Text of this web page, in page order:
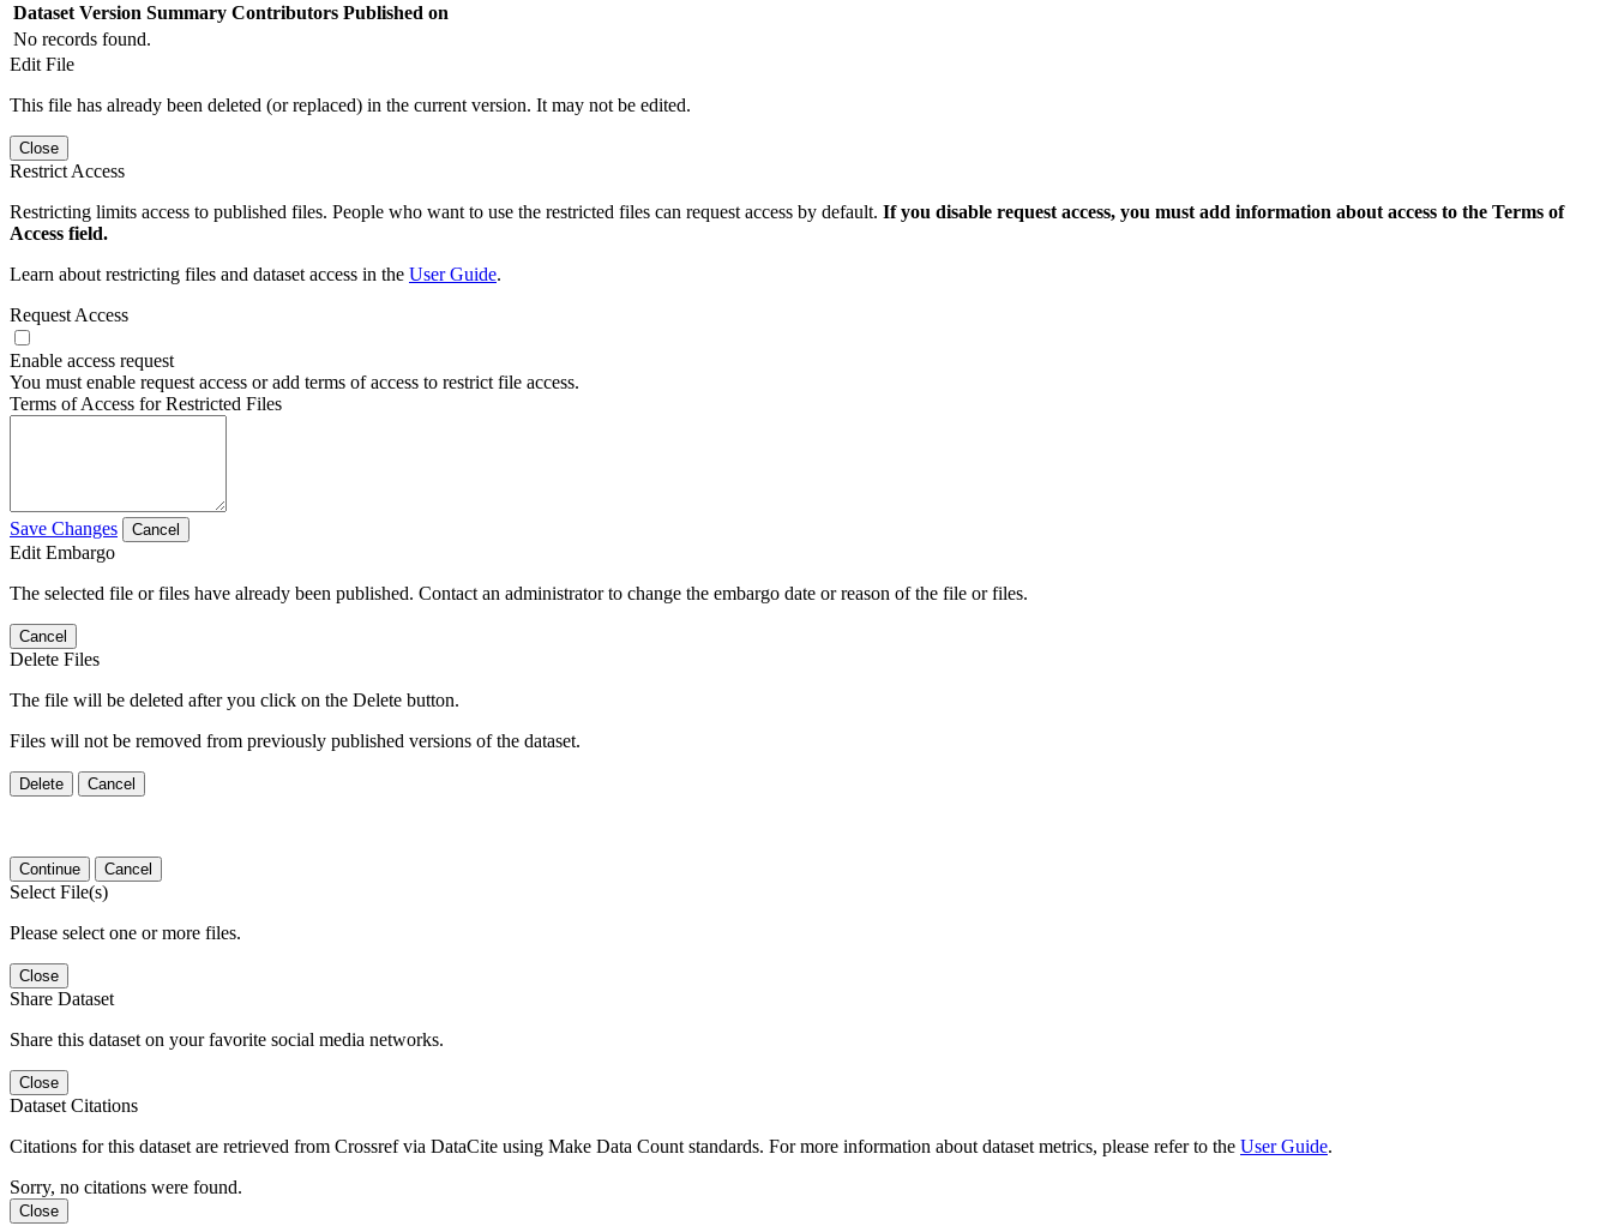
Dataset Version Summary Contributors Published on
No records found.
Edit File
This file has already been deleted (or replaced) in the current version. It may not be edited.
Close
Restrict Access
Restricting limits access to published files. People who want to use the restricted files can request access by default. If you disable request access, you must add information about access to the Terms of
Access field.
Learn about restricting files and dataset access in the User Guide.
Request Access
Enable access request
You must enable request access or add terms of access to restrict file access.
Terms of Access for Restricted Files
Save Changes Cancel
Edit Embargo
The selected file or files have already been published. Contact an administrator to change the embargo date or reason of the file or files.
Cancel
Delete Files
The file will be deleted after you click on the Delete button.
Files will not be removed from previously published versions of the dataset.
Delete Cancel
Continue Cancel
Select File(s)
Please select one or more files.
Close
Share Dataset
Share this dataset on your favorite social media networks.
Close
Dataset Citations
Citations for this dataset are retrieved from Crossref via DataCite using Make Data Count standards. For more information about dataset metrics, please refer to the User Guide.
Sorry, no citations were found.
Close